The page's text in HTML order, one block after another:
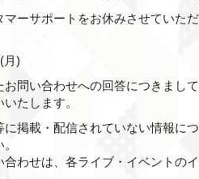
ーサポートをお休みさせていただ
月)
お問い合わせへの回答につきま
たします。
に掲載・配信されていない情報に
わせは、各ライブ・イベントの